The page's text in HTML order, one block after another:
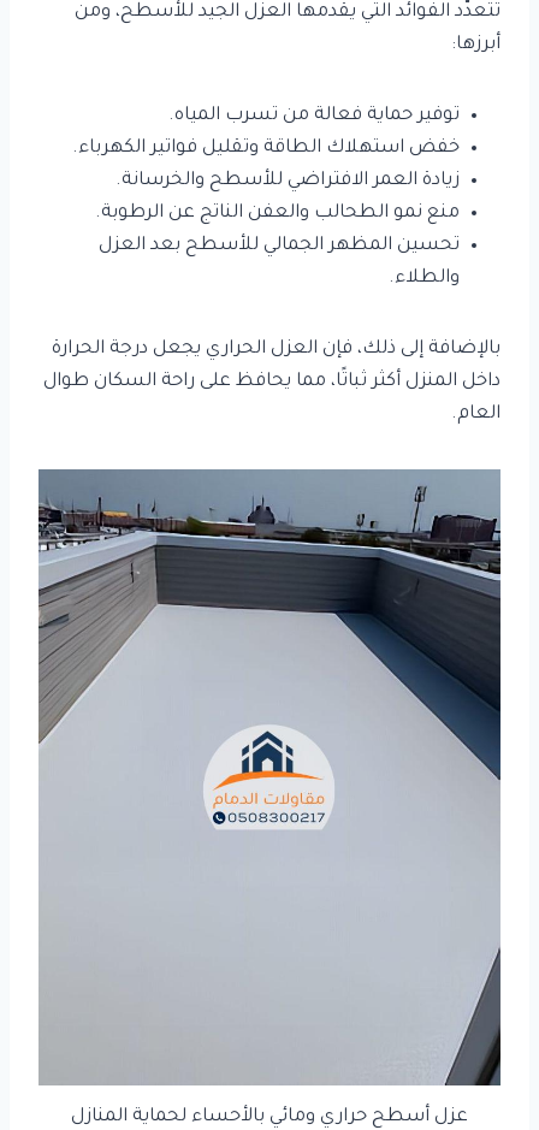
تتعدّد الفوائد التي يقدمها العزل الجيد للأسطح، ومن
أبرزها:
توفير حماية فعالة من تسرب المياه.
خفض استهلاك الطاقة وتقليل فواتير الكهرباء.
زيادة العمر الافتراضي للأسطح والخرسانة.
منع نمو الطحالب والعفن الناتج عن الرطوبة.
تحسين المظهر الجمالي للأسطح بعد العزل
والطلاء.
بالإضافة إلى ذلك، فإن العزل الحراري يجعل درجة الحرارة
داخل المنزل أكثر ثباتًا، مما يحافظ على راحة السكان طوال
العام.
عزل أسطح حراري ومائي بالأحساء لحماية المنازل